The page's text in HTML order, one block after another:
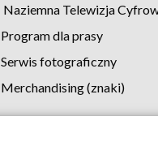
Naziemna Telewizja
Program dla prasy
Serwis fotograficzny
Merchandising (znaki)